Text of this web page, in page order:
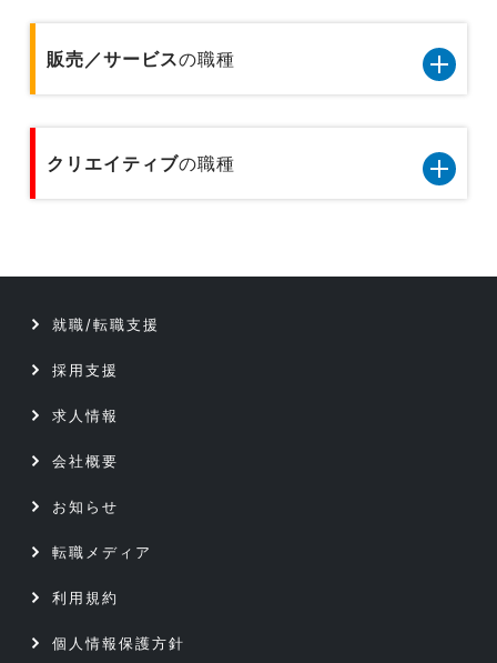
広告宣伝
総務事務／法務事務／知財事務／広報事務
プリセールス
ITコンサルタント
設備保全／保守／設備メンテナンス
技術開発／部材開発／解析／調査
コンサルタント／不動産専門職2職種のデータで
す
コンサルタント
販売／サービスの職種
販売／サービス10職種のデータです
テクニカルサポート／ヘルプデスク
Webエンジニア
プリセールス
クリエイティブの職種
テクニカルサポート／ヘルプデスク
データベース／セキュリティエンジニア
アプリケーションエンジニア
Webエンジニア
就職/転職支援
採用支援
求人情報
会社概要
お知らせ
転職メディア
利用規約
個人情報保護方針